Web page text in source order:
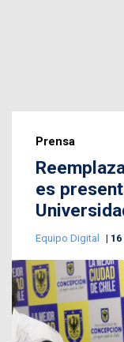
Prensa
es
Equipo Digital